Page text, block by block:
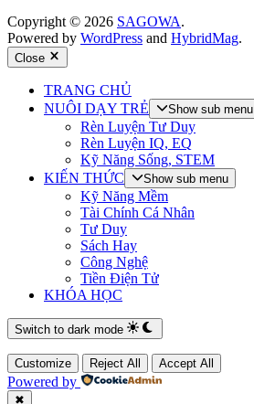
Copyright © 2026 SAGOWA.
Powered by WordPress and HybridMag.
Close
TRANG CHỦ
NUÔI DẠY TRẺ
Show sub menu
Rèn Luyện Tư Duy
Rèn Luyện IQ, EQ
Kỹ Năng Sống, STEM
KIẾN THỨC
Show sub menu
Kỹ Năng Mềm
Tài Chính Cá Nhân
Tư Duy
Sách Hay
Công Nghệ
Tiền Điện Tử
KHÓA HỌC
Switch to dark mode
Customize Reject All Accept All
Powered by
✖